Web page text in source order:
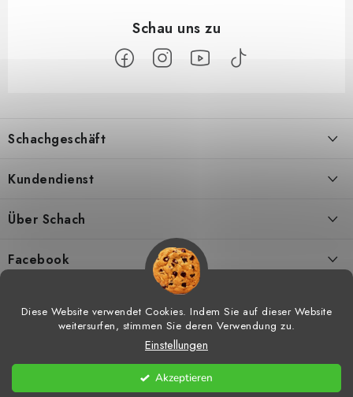
Diese Website verwendet Cookies. Indem Sie auf dieser Website
weitersurfen, stimmen Sie deren Verwendung zu.
Einstellungen
Akzeptieren
ß
z
e
e
Schachgeschäft
Kontakt
Meine bestellung
Vorteile vom Einkaufen bei uns
Kundendienst
Geschäftsbedingungen
Hilfe bei Reklamationen
Widerrufsrecht
Über Schach
Schachtraining
Schachshop-Partner
Facebook
Erstellt von Shoptet
Schachgeschäft. Alle Rechte vorbehalten.
Einstellungen ändern